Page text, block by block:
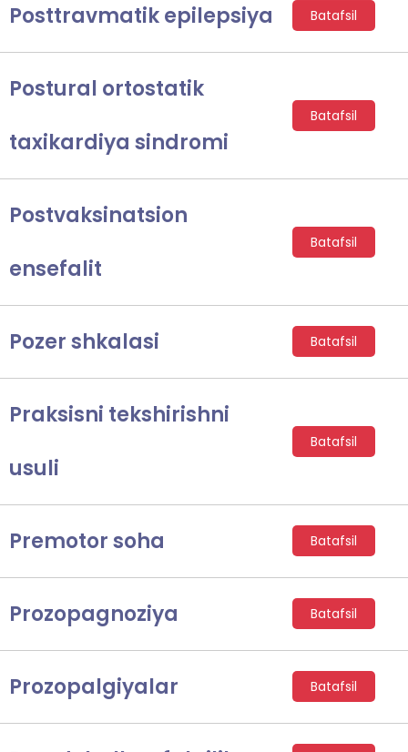
Posttravmatik epilepsiya Batafsil
Postural ortostatik
taxikardiya sindromi
Batafsil
Postvaksinatsion
ensefalit
Batafsil
Pozer shkalasi Batafsil
Praksisni tekshirishni
usuli
Batafsil
Premotor soha Batafsil
Prozopagnoziya Batafsil
Prozopalgiyalar Batafsil